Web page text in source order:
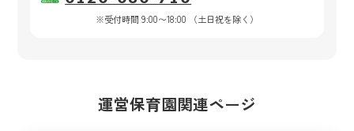
※受付時間 9:00〜18:00 （土日祝を除く）
運営保育園関連ページ